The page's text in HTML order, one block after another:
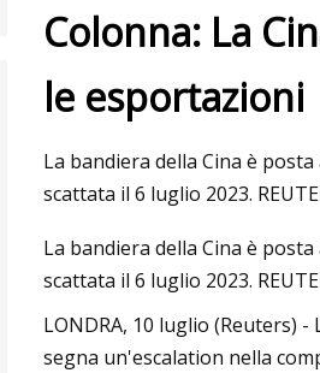
Aug 26, 2023
10 cose da fare in Giordania:
Colonna: La
le esportazioni
La bandiera della Cina è
scattata il 6 luglio 2023.
La bandiera della Cina è
scattata il 6 luglio 2023.
LONDRA, 10 luglio (Reuters)
segna un'escalation nella